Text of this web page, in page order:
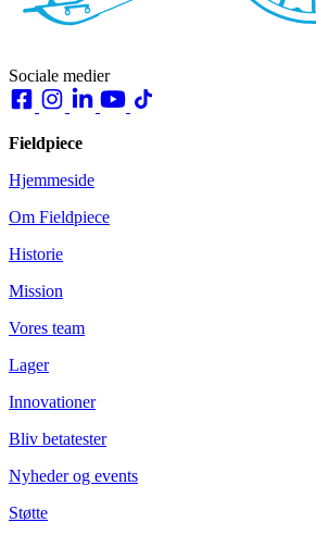
Sociale medier
Fieldpiece
Hjemmeside
Om Fieldpiece
Historie
Mission
Vores team
Lager
Innovationer
Bliv betatester
Nyheder og events
Støtte